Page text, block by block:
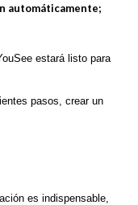
automáticamente;
estará listo para
pasos, crear un
es indispensable,